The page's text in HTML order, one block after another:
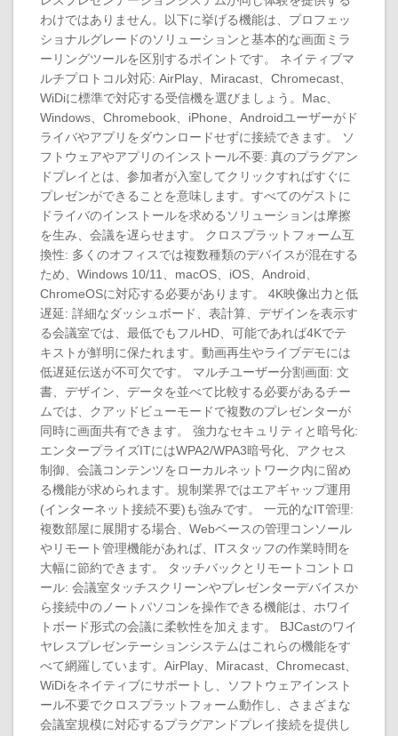
わけではありません。以下に挙げる機能は、プロフェッ
ショナルグレードのソリューションと基本的な画面ミラ
ーリングツールを区別するポイントです。 ネイティブマ
ルチプロトコル対応: AirPlay、Miracast、Chromecast、
WiDiに標準で対応する受信機を選びましょう。Mac、
Windows、Chromebook、iPhone、Androidユーザーがド
ライバやアプリをダウンロードせずに接続できます。 ソ
フトウェアやアプリのインストール不要: 真のプラグアン
ドプレイとは、参加者が入室してクリックすればすぐに
プレゼンができることを意味します。すべてのゲストに
ドライバのインストールを求めるソリューションは摩擦
を生み、会議を遅らせます。 クロスプラットフォーム互
換性: 多くのオフィスでは複数種類のデバイスが混在する
ため、Windows 10/11、macOS、iOS、Android、
ChromeOSに対応する必要があります。 4K映像出力と低
遅延: 詳細なダッシュボード、表計算、デザインを表示す
る会議室では、最低でもフルHD、可能であれば4Kでテ
キストが鮮明に保たれます。動画再生やライブデモには
低遅延伝送が不可欠です。 マルチユーザー分割画面: 文
書、デザイン、データを並べて比較する必要があるチー
ムでは、クアッドビューモードで複数のプレゼンターが
同時に画面共有できます。 強力なセキュリティと暗号化:
エンタープライズITにはWPA2/WPA3暗号化、アクセス
制御、会議コンテンツをローカルネットワーク内に留め
る機能が求められます。規制業界ではエアギャップ運用
(インターネット接続不要)も強みです。 一元的なIT管理:
複数部屋に展開する場合、Webベースの管理コンソール
やリモート管理機能があれば、ITスタッフの作業時間を
大幅に節約できます。 タッチバックとリモートコントロ
ール: 会議室タッチスクリーンやプレゼンターデバイスか
ら接続中のノートパソコンを操作できる機能は、ホワイ
トボード形式の会議に柔軟性を加えます。 BJCastのワイ
ヤレスプレゼンテーションシステムはこれらの機能をす
べて網羅しています。AirPlay、Miracast、Chromecast、
WiDiをネイティブにサポートし、ソフトウェアインスト
ール不要でクロスプラットフォーム動作し、さまざまな
会議室規模に対応するプラグアンドプレイ接続を提供し